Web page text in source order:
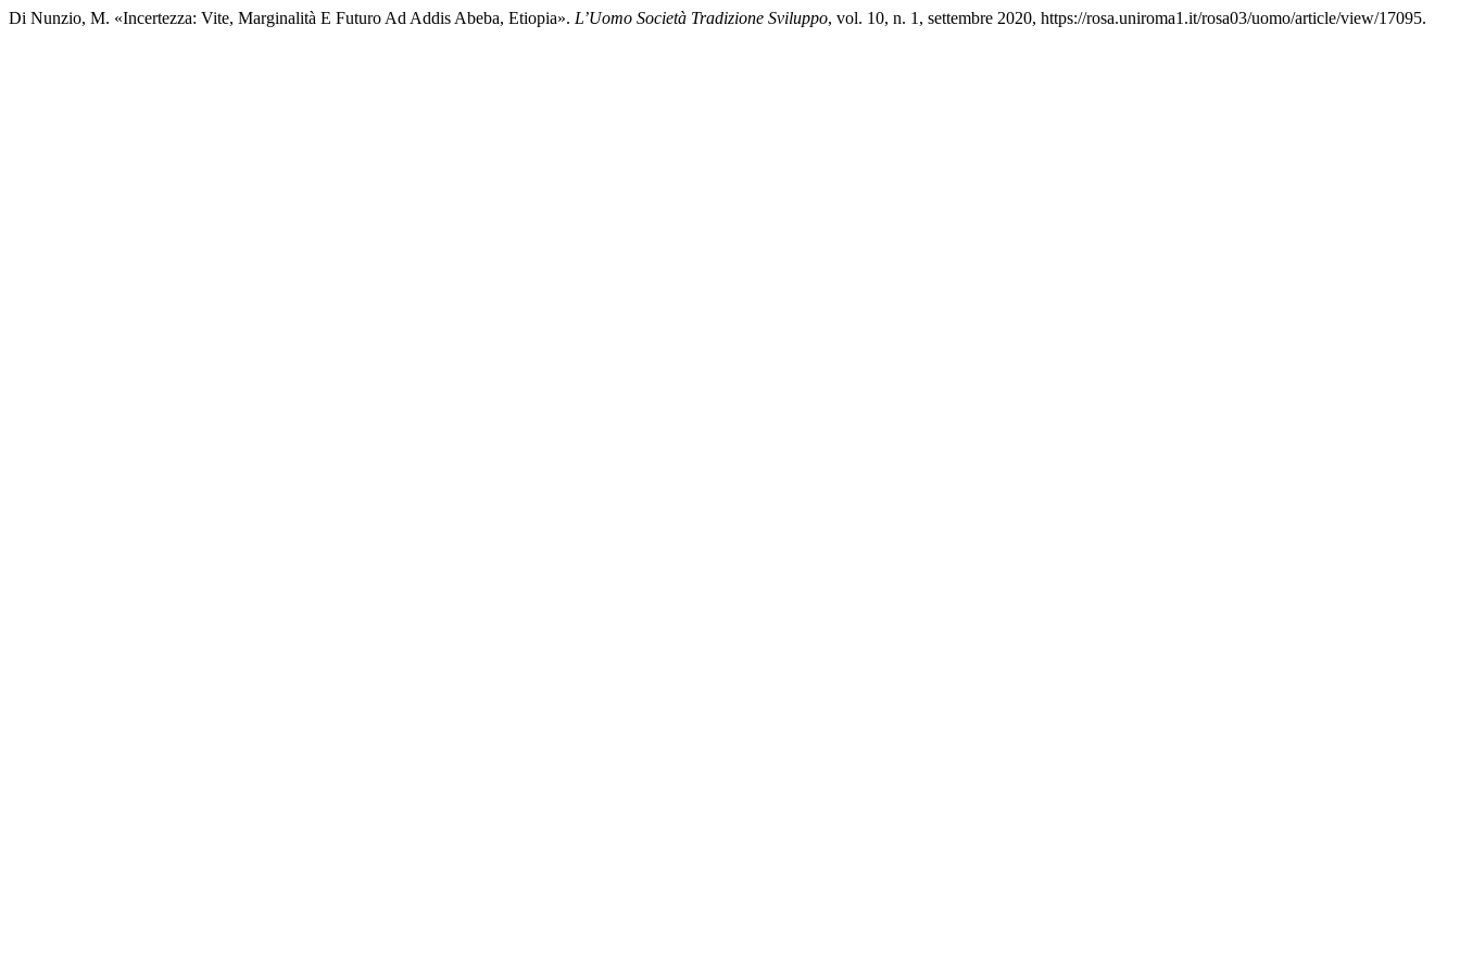
Di Nunzio, M. «Incertezza: Vite, Marginalità E Futuro Ad Addis Abeba, Etiopia». L’Uomo Società Tradizione Sviluppo, vol. 10, n. 1, settembre 2020, https://rosa.uniroma1.it/rosa03/uomo/article/view/17095.